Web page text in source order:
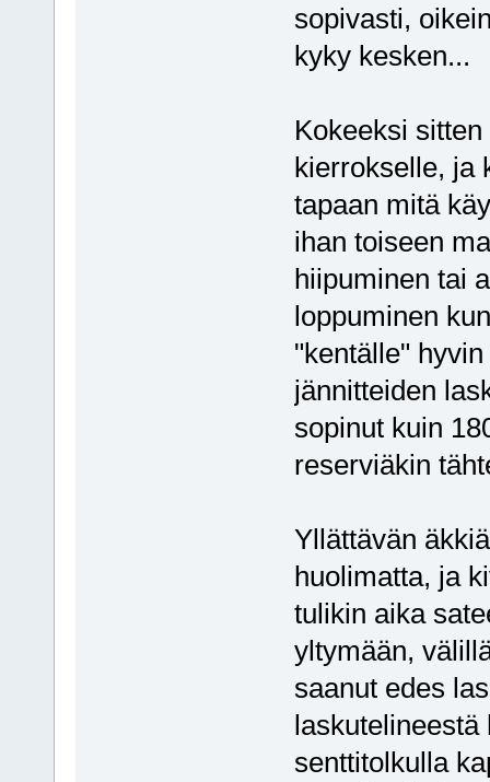
sopivasti,
kyky kesken...
Kokeeksi
kierrokselle, ja
tapaan mitä
ihan toiseen
hiipuminen tai
loppuminen
"kentälle"
jännitteiden
sopinut kuin
reserviäkin
Yllättävän
huolimatta, ja
tulikin aika
yltymään,
saanut edes
laskutelineestä
senttitolkulla